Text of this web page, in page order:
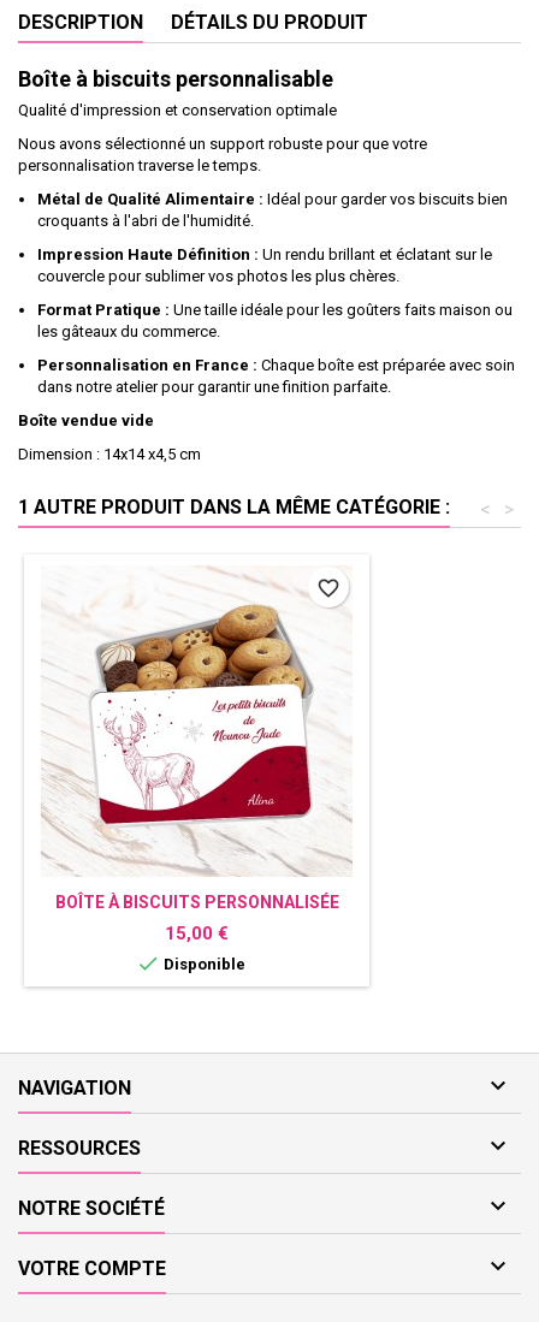
DESCRIPTION DÉTAILS DU PRODUIT
Boîte à biscuits personnalisable
Qualité d'impression et conservation optimale
Nous avons sélectionné un support robuste pour que votre
personnalisation traverse le temps.
Métal de Qualité Alimentaire : Idéal pour garder vos biscuits bien
croquants à l'abri de l'humidité.
Impression Haute Définition : Un rendu brillant et éclatant sur le
couvercle pour sublimer vos photos les plus chères.
Format Pratique : Une taille idéale pour les goûters faits maison ou
les gâteaux du commerce.
Personnalisation en France : Chaque boîte est préparée avec soin
dans notre atelier pour garantir une finition parfaite.
Boîte vendue vide
Dimension : 14x14 x4,5 cm
1 AUTRE PRODUIT DANS LA MÊME CATÉGORIE : >
<
BOÎTE À BISCUITS PERSONNALISÉE
RENNE NOËL
Prix
15,00 €
 Disponible
favorite_border
NAVIGATION 
RESSOURCES 
NOTRE SOCIÉTÉ 
VOTRE COMPTE 